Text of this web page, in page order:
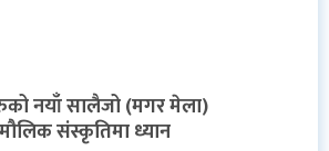
नयाँ सालैजो (मगर मेला)
संस्कृतिमा ध्यान